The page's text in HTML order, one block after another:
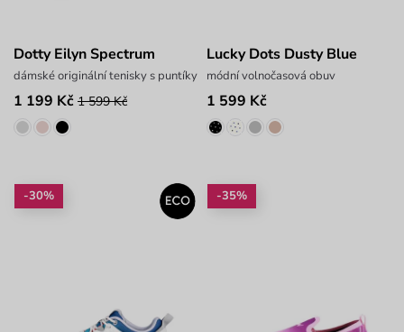
Dotty Eilyn Spectrum
dámské originální tenisky s puntíky
1 199 Kč 1 599 Kč
Lucky Dots Dusty Blue
módní volnočasová obuv
1 599 Kč
-30% -35%